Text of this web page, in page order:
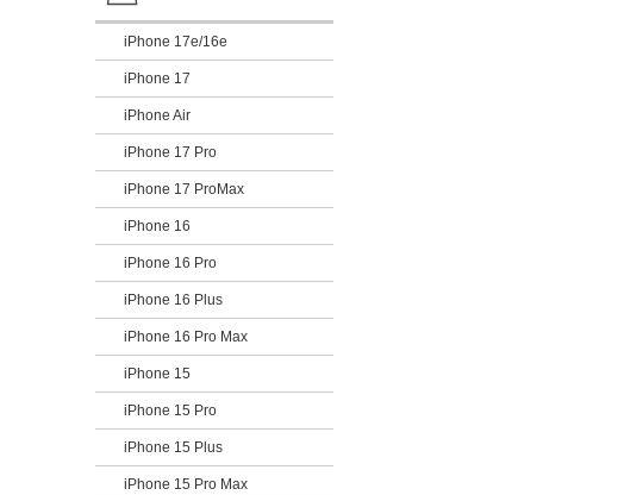
iPhone 17e/16e
iPhone 17
iPhone Air
iPhone 17 Pro
iPhone 17 ProMax
iPhone 16
iPhone 16 Pro
iPhone 16 Plus
iPhone 16 Pro Max
iPhone 15
iPhone 15 Pro
iPhone 15 Plus
iPhone 15 Pro Max